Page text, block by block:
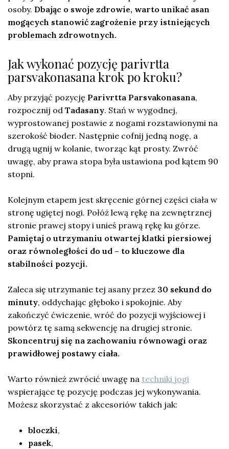
osoby. Dbając o swoje zdrowie, warto unikać asan
mogących stanowić zagrożenie przy istniejących
problemach zdrowotnych.
Jak wykonać pozycję parivrtta
parsvakonasana krok po kroku?
Aby przyjąć pozycję Parivrtta Parsvakonasana,
rozpocznij od Tadasany. Stań w wygodnej,
wyprostowanej postawie z nogami rozstawionymi na
szerokość bioder. Następnie cofnij jedną nogę, a
drugą ugnij w kolanie, tworząc kąt prosty. Zwróć
uwagę, aby prawa stopa była ustawiona pod kątem 90
stopni.
Kolejnym etapem jest skręcenie górnej części ciała w
stronę ugiętej nogi. Połóż lewą rękę na zewnętrznej
stronie prawej stopy i unieś prawą rękę ku górze.
Pamiętaj o utrzymaniu otwartej klatki piersiowej
oraz równoległości do ud – to kluczowe dla
stabilności pozycji.
Zaleca się utrzymanie tej asany przez 30 sekund do
minuty, oddychając głęboko i spokojnie. Aby
zakończyć ćwiczenie, wróć do pozycji wyjściowej i
powtórz tę samą sekwencję na drugiej stronie.
Skoncentruj się na zachowaniu równowagi oraz
prawidłowej postawy ciała.
Warto również zwrócić uwagę na techniki jogi
wspierające tę pozycję podczas jej wykonywania.
Możesz skorzystać z akcesoriów takich jak:
bloczki,
pasek,